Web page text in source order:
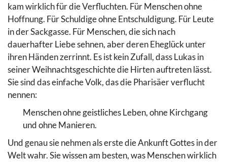
kam wirklich für die Verfluchten. Für Menschen ohne
Hoffnung. Für Schuldige ohne Entschuldigung. Für Leute
in der Sackgasse. Für Menschen, die sich nach
dauerhafter Liebe sehnen, aber deren Eheglück unter
ihren Händen zerrinnt. Es ist kein Zufall, dass Lukas in
seiner Weihnachtsgeschichte die Hirten auftreten lässt.
Sie sind das einfache Volk, das die Pharisäer verflucht
nennen:
Menschen ohne geistliches Leben, ohne Kirchgang
und ohne Manieren.
Und genau sie nehmen als erste die Ankunft Gottes in der
Welt wahr. Sie wissen am besten, was Menschen wirklich